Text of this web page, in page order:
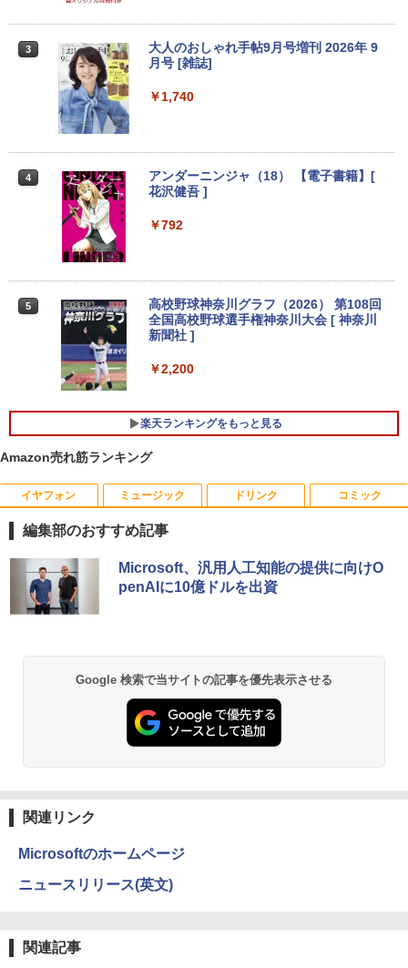
12.1インチ DVD Bluetoot カメラ Wi-Fi
HDMI 初期設定済み 送料無料 90日保証
￥11,800
軽量 11.6 型 SONY VAIO VJP111 Core i
5-4210U SSD128GB メモリ4GB Blueto
oth Wifi カメラ Windows11 WPS-Offic
e 訳アリ品
4
中古ノートパソコン インテル Celeron C
ore i5 Windows11 Pro Office 2024付き
メモリ4GB/8GB/16GB選択可 SSD128G
在宅勤務 学生向け 初期設定不要 店長お
まかせ中古厳選 ノートPC ノート パソコ
￥11,980
5
【中古・軽量SSD搭載】新生活応援 新春
ノートパソコン 中古 パソコン NEC Vers
aPro VB-1 12.5型 訳あり 第6世代Core i
3 SSD128GB Windows11＋Office2019
￥13,800
カーフリー ブルーライトカット モニター
ディスプレイ MAXZEN MGM25IC04-F2
40
￥12,980
＼メーカー5年保証／【最短即日発送】
【新品】モニター 21.5インチモニター デ
ィスプレイ PCモニター ASUS 液晶ディ
スプレイ VP229HFZ 22型 1920×1080 応
答速度1ms リフレッシュレート100Hz IP
Sパネル 液晶モニター 5年保証付き 動画
￥12,800
21.5 / 23.8 / 27型 pcモニター 100Hz ゲ
ーミングモニター HDMI 24インチ 1920*
イ 非光沢 VA 4000:1 角度調整 VESA Fre
esync ps4/ps5/xbox スピーカー内蔵 kk
smart
【楽天1位常連・超800冠獲得】黒/白 モ
00Hz /180Hz/165Hz/100Hz ゲーミングモ
ニター 1ms応答 pcモニター パソコン モ
3
大人のおしゃれ手帖9月号増刊 2026年 9
月号 [雑誌]
￥1,740
4
アンダーニンジャ（18） 【電子書籍】[
花沢健吾 ]
￥792
5
高校野球神奈川グラフ（2026） 第108回
全国高校野球選手権神奈川大会 [ 神奈川
新聞社 ]
￥2,200
楽天ランキングをもっと見る
Amazon売れ筋ランキング
イヤフォン
Anker Soundcore P40i ブラック
￥7,990
Anker Soundcore P31i ブラック
￥5,990
ミュージック
BRUCE WAYNE feat. Flo Milli, ATL Jacob
[Explicit]
BRUCE WAYNE feat. Flo Milli, ATL Jacob
￥250
ドリンク
【Amazon.co.jp限定】 い・ろ・は・す 2L P
ET ラベルレス ×8本
by Amazon 天然水 ラベルレス 500ml ×24本
ウォーター ペットボトル 静岡県産 500ミリリ
ットル (Smart Basic)
コミック
薬屋のひとりごと 17巻 (デジタル版ビッグガ
ンガンコミックス)
異世界居酒屋「のぶ」(22) (角川コミックス・
￥832
編集部のおすすめ記事
Microsoft、汎用人工知能の提供に向けO
penAIに10億ドルを出資
Google 検索で当サイトの記事を優先表示させる
関連リンク
Microsoftのホームページ
ニュースリリース(英文)
関連記事